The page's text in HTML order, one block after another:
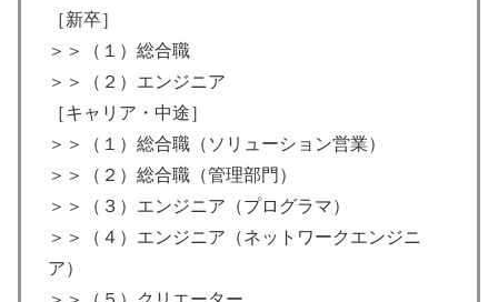
［新卒］
＞＞（１）総合職
＞＞（２）エンジニア
［キャリア・中途］
＞＞（１）総合職（ソリューション営業）
＞＞（２）総合職（管理部門）
＞＞（３）エンジニア（プログラマ）
＞＞（４）エンジニア（ネットワークエンジニ
ア）